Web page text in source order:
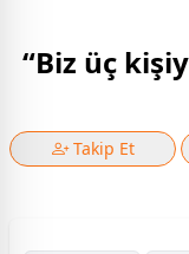
“Biz üç
Takip Et